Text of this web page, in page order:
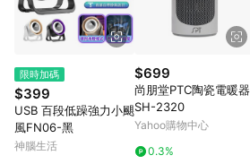
限時加碼
$399
USB 百段低躁強力小颶
風FN06-黑
神腦生活
$699
尚朋堂PTC陶瓷電暖器
SH-2320
Yahoo購物中心
0.3%